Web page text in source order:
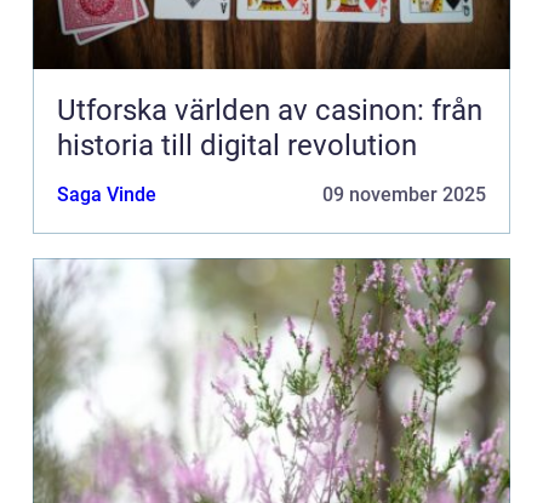
Utforska världen av casinon: från
historia till digital revolution
Saga Vinde 09 november 2025